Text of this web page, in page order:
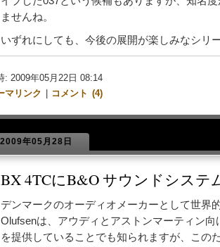
ませんね。
いずれにしても、今後の展開が楽しみなシリ
: 2009年05月22日 08:14
マリンク
コメント (4)
2009年05月28日
BX 4TCにB&O サウンドシステ
デンマークのオーディオメーカーとして世界
Olufsenは、アウディとアストンマーティン
を提供していることでも知られますが、この